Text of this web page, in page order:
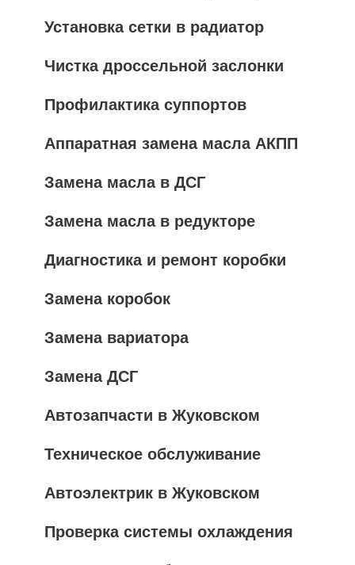
Установка сетки в радиатор
Чистка дроссельной заслонки
Профилактика суппортов
Аппаратная замена масла АКПП
Замена масла в ДСГ
Замена масла в редукторе
Диагностика и ремонт коробки
Замена коробок
Замена вариатора
Замена ДСГ
Автозапчасти в Жуковском
Техническое обслуживание
Автоэлектрик в Жуковском
Проверка системы охлаждения